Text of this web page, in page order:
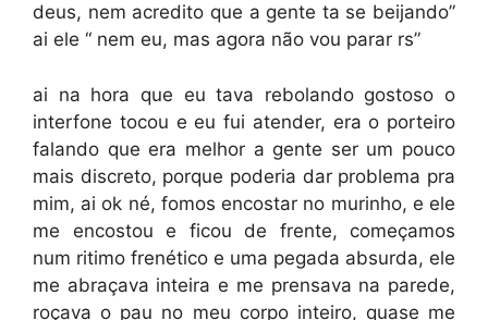
deus, nem acredito que a gente ta se beijando”
ai ele “ nem eu, mas agora não vou parar rs”
ai na hora que eu tava rebolando gostoso o
interfone tocou e eu fui atender, era o porteiro
falando que era melhor a gente ser um pouco
mais discreto, porque poderia dar problema pra
mim, ai ok né, fomos encostar no murinho, e ele
me encostou e ficou de frente, começamos
num ritimo frenético e uma pegada absurda, ele
me abraçava inteira e me prensava na parede,
roçava o pau no meu corpo inteiro, quase me